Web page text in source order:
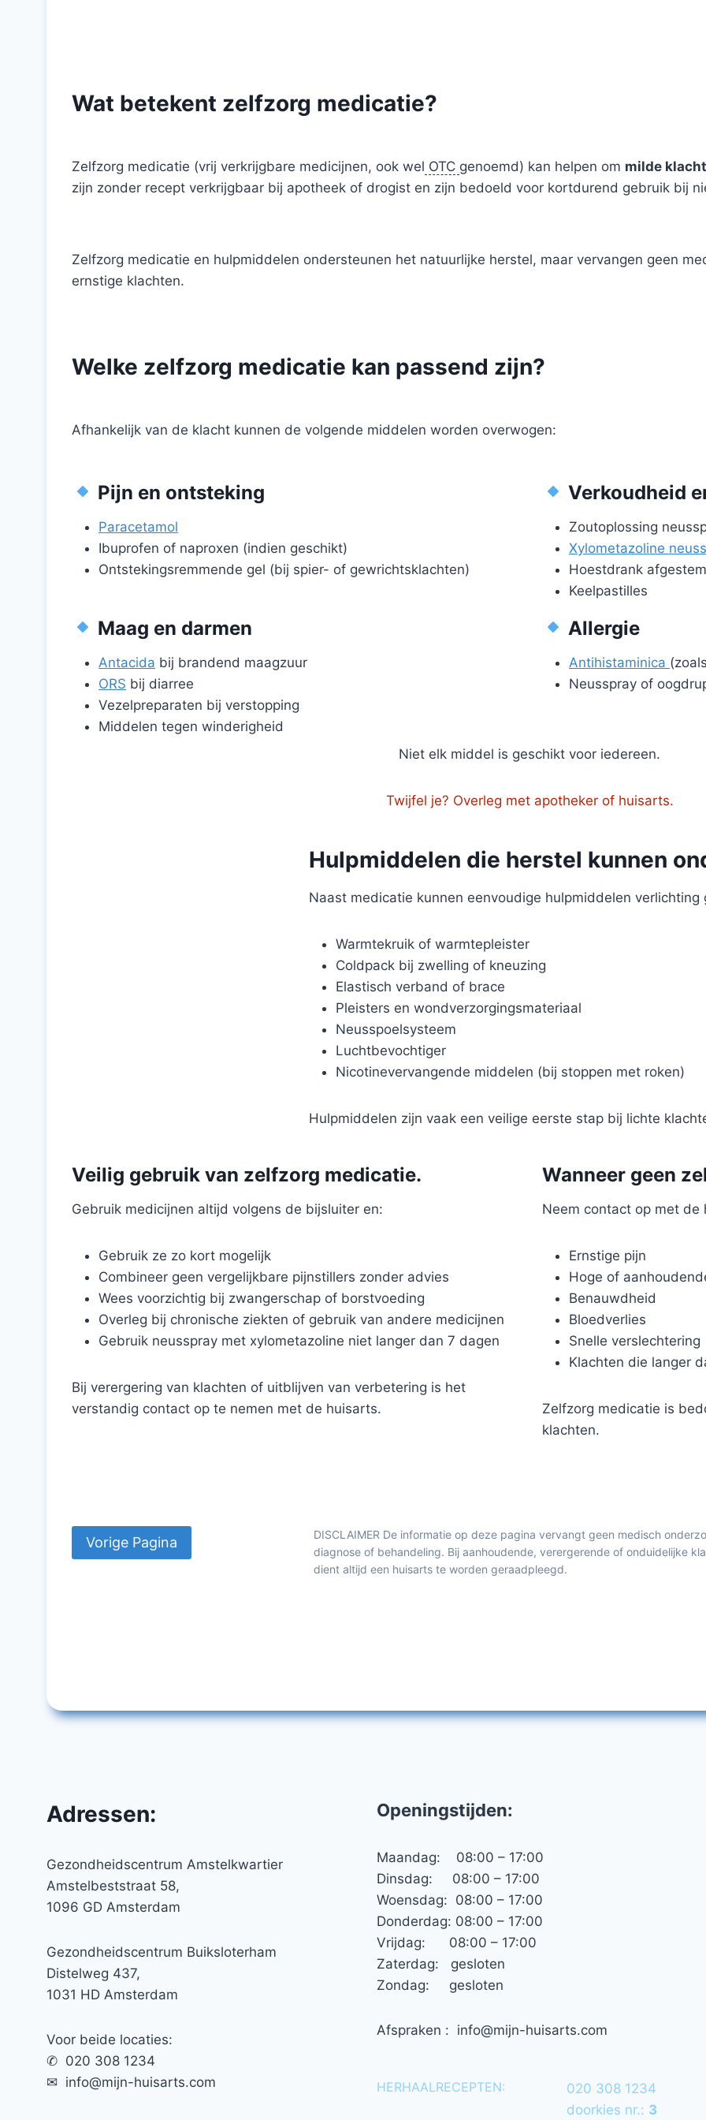
Wat betekent zelfzorg medicatie?
Zelfzorg medicatie (vrij verkrijgbare medicijnen, ook wel OTC genoemd) kan helpen om milde
zijn zonder recept verkrijgbaar bij apotheek of drogist en zijn bedoeld voor kortdurend gebruik bij
Zelfzorg medicatie en hulpmiddelen ondersteunen het natuurlijke herstel, maar vervangen geen
ernstige klachten.
Welke zelfzorg medicatie kan passend zijn?
Afhankelijk van de klacht kunnen de volgende middelen worden overwogen:
Pijn en ontsteking
Paracetamol
Ibuprofen of naproxen (indien geschikt)
Ontstekingsremmende gel (bij spier- of gewrichtsklachten)
Verkoudheid
Zoutoplossing
Xylometazoline
Hoestdrank
Keelpastilles
Maag en darmen
Antacida bij brandend maagzuur
ORS bij diarree
Vezelpreparaten bij verstopping
Middelen tegen winderigheid
Allergie
Antihistaminica
Neusspray of
Niet elk middel is geschikt voor iedereen.
Twijfel je? Overleg met apotheker of huisarts.
Hulpmiddelen die herstel kunnen
Naast medicatie kunnen eenvoudige hulpmiddelen verlichting
Warmtekruik of warmtepleister
Coldpack bij zwelling of kneuzing
Elastisch verband of brace
Pleisters en wondverzorgingsmateriaal
Neusspoelsysteem
Luchtbevochtiger
Nicotinevervangende middelen (bij stoppen met roken)
Hulpmiddelen zijn vaak een veilige eerste stap bij lichte
Veilig gebruik van zelfzorg medicatie.
Gebruik medicijnen altijd volgens de bijsluiter en:
Gebruik ze zo kort mogelijk
Combineer geen vergelijkbare pijnstillers zonder advies
Wees voorzichtig bij zwangerschap of borstvoeding
Overleg bij chronische ziekten of gebruik van andere medicijnen
Gebruik neusspray met xylometazoline niet langer dan 7 dagen
Bij verergering van klachten of uitblijven van verbetering is het
verstandig contact op te nemen met de huisarts.
Wanneer geen
Neem contact op met de
Ernstige pijn
Hoge of
Benauwdheid
Bloedverlies
Snelle verslechtering
Klachten die langer
Zelfzorg medicatie is
klachten.
DISCLAIMER De informatie op deze pagina vervangt geen medisch
diagnose of behandeling. Bij aanhoudende, verergerende of onduidelijke
dient altijd een huisarts te worden geraadpleegd.
Adressen:
Gezondheidscentrum Amstelkwartier
Amstelbeststraat 58,
1096 GD Amsterdam
Gezondheidscentrum Buiksloterham
Distelweg 437,
1031 HD Amsterdam
Voor beide locaties:
✆ 020 308 1234
✉︎ info@mijn-huisarts.com
Openingstijden:
Maandag: 08:00 – 17:00
Dinsdag: 08:00 – 17:00
Woensdag: 08:00 – 17:00
Donderdag: 08:00 – 17:00
Vrijdag: 08:00 – 17:00
Zaterdag: gesloten
Zondag: gesloten
Afspraken : info@mijn-huisarts.com
HERHAALRECEPTEN:
020 308 1234
doorkies nr.: 3